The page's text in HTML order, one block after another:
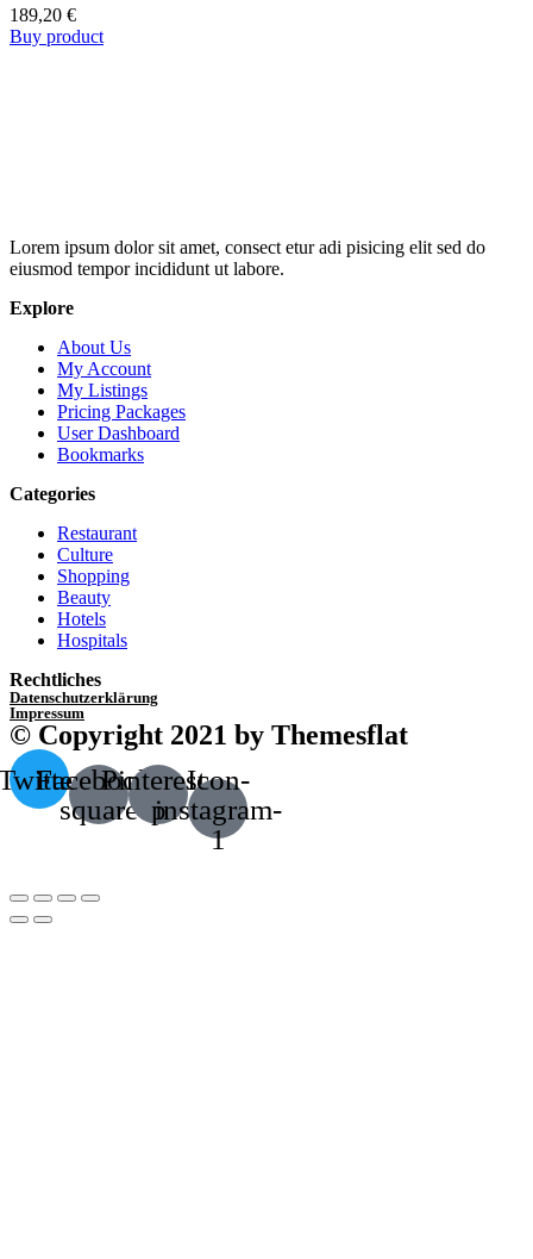
189,20 €
Buy product
Lorem ipsum dolor sit amet, consect etur adi pisicing elit sed do
eiusmod tempor incididunt ut labore.
Explore
About Us
My Account
My Listings
Pricing Packages
User Dashboard
Bookmarks
Categories
Restaurant
Culture
Shopping
Beauty
Hotels
Hospitals
Rechtliches
Datenschutzerklärung
Impressum
© Copyright 2021 by Themesflat
Facebook-
square
Pinterest-
p
Icon-
instagram-
1